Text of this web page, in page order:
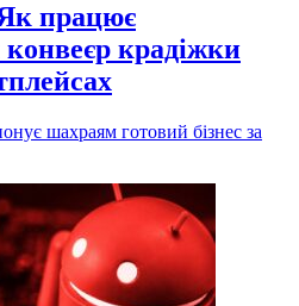
працює
крадіжки
шахраям готовий бізнес за